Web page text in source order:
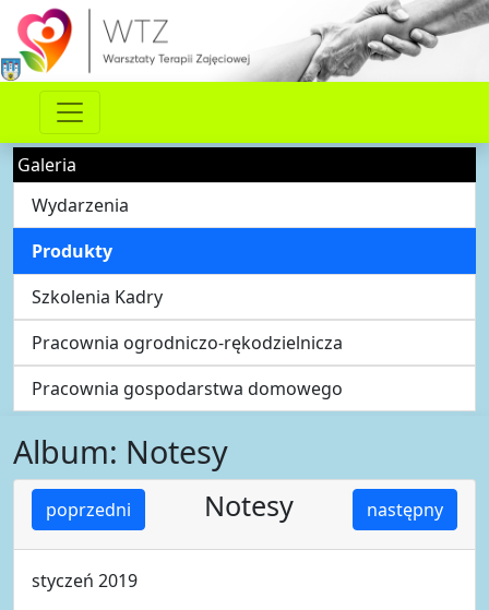
Galeria
Wydarzenia
Produkty
Szkolenia Kadry
Pracownia ogrodniczo-rękodzielnicza
Pracownia gospodarstwa domowego
Album: Notesy
poprzedni następny
Notesy
styczeń 2019